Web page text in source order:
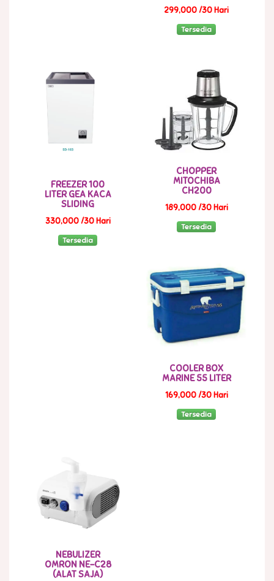
299,000 /30 Hari
Tersedia
FREEZER 100
LITER GEA KACA
SLIDING
330,000 /30 Hari
Tersedia
CHOPPER
MITOCHIBA
CH200
189,000 /30 Hari
Tersedia
COOLER BOX
MARINE 55 LITER
169,000 /30 Hari
Tersedia
NEBULIZER
OMRON NE-C28
(ALAT SAJA)